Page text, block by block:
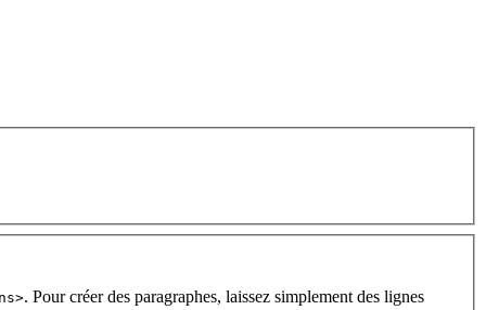
. Pour créer des paragraphes, laissez simplement des lignes